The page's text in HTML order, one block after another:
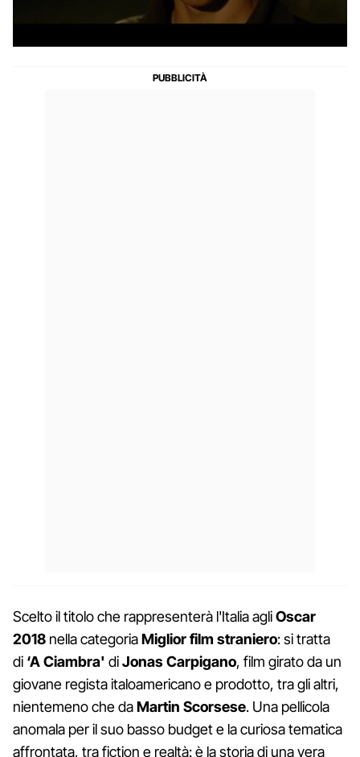
Scelto il titolo che rappresenterà l'Italia agliOscar
2018 nella categoriaMiglior film straniero: si tratta
di ‘A Ciambra' diJonas Carpigano, film girato da un
giovane regista italoamericano e prodotto, tra gli altri,
nientemeno che daMartin Scorsese. Una pellicola
anomala per il suo basso budget e la curiosa tematica
affrontata, tra fiction e realtà: è la storia di una vera